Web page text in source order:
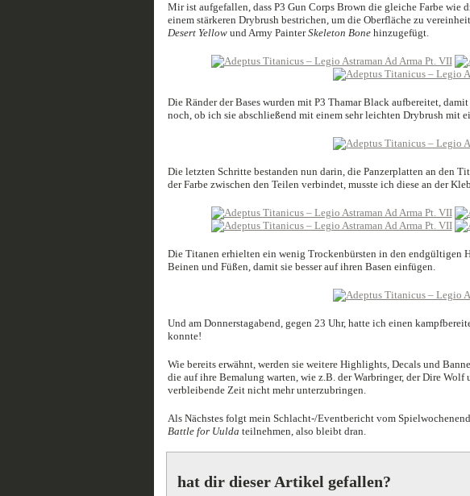
Mir ist aufgefallen, dass P3 Gun Corps Brown die gleiche Farbe wie
einem stärkeren Drybrush bestrichen, um die Oberfläche zu
Desert Yellowund Army PainterSkeleton Bonehinzugefügt.
Die Ränder der Bases wurden mit P3 Thamar Black aufbereitet,
noch, ob ich sie abschließend mit einem sehr leichten Drybrush mit
Die letzten Schritte bestanden nun darin, die Panzerplatten an den
der Farbe zwischen den Teilen verbindet, musste ich diese an der
Die Titanen erhielten ein wenig Trockenbürsten in den endgültigen
Beinen und Füßen, damit sie besser auf ihren Basen einfügen.
Und am Donnerstagabend, gegen 23 Uhr, hatte ich einen
konnte!
Wie bereits erwähnt, werden sie weitere Highlights, Decals und
die auf ihre Bemalung warten, wie z.B. der Warbringer, der Dire Wolf
verbleibende Zeit nicht mehr unterzubringen.
Als Nächstes folgt mein Schlacht-/Eventbericht vom
Battle for Uulda teilnehmen, also bleibt dran.
hat dir dieser Artikel gefallen?